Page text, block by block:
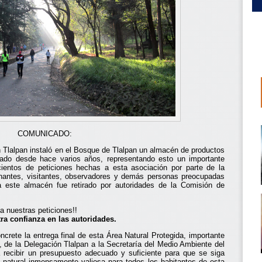
COMUNICADO:
instaló en el Bosque de Tlalpan un almacén de productos
desde hace varios años, representando esto un importante
de peticiones hechas a esta asociación por parte de la
visitantes, observadores y demás personas preocupadas
este almacén fue retirado por autoridades de la Comisión de
nuestras peticiones!!
confianza en las autoridades.
la entrega final de esta Área Natural Protegida, importante
la Delegación Tlalpan a la Secretaría del Medio Ambiente del
un presupuesto adecuado y suficiente para que se siga